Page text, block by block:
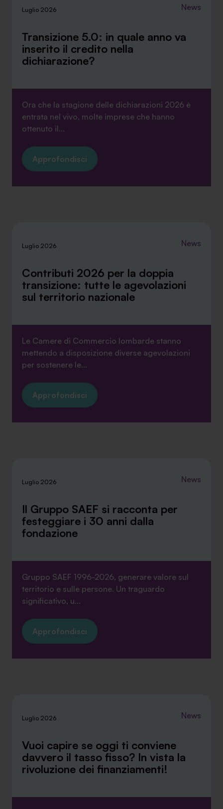
Luglio 2026 News
Transizione 5.0: in quale anno va
inserito il credito nella
dichiarazione?
Ora che la stagione delle dichiarazioni 2026 è
entrata nel vivo, molte imprese che hanno
ottenuto il...
Approfondisci
Luglio 2026 News
Contributi 2026 per la doppia
transizione: tutte le agevolazioni
sul territorio nazionale
Le Camere di Commercio lombarde stanno
mettendo a disposizione diverse agevolazioni
per sostenere le...
Approfondisci
Luglio 2026 News
Il Gruppo SAEF si racconta per
festeggiare i 30 anni dalla
fondazione
Gruppo SAEF 1996-2026, generare valore sul
territorio e sulle persone. Un traguardo
significativo, u...
Approfondisci
Luglio 2026 News
Vuoi capire se oggi ti conviene
davvero il tasso fisso? In vista la
rivoluzione dei finanziamenti!